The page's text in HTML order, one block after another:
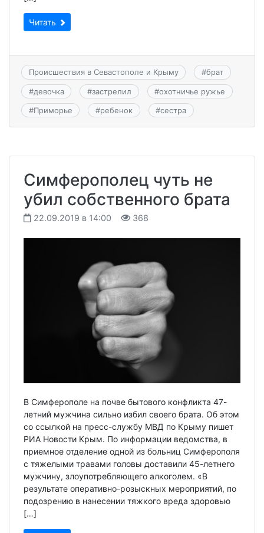
Читать
Происшествия в Севастополе и Крыму #брат
#девочка #застрелил #охотничье ружье
#Приморье #ребенок #сестра
Симферополец чуть не
убил собственного брата
22.09.2019 в 14:00 368
В Симферополе на почве бытового конфликта 47-
летний мужчина сильно избил своего брата. Об этом
со ссылкой на пресс-службу МВД по Крыму пишет
РИА Новости Крым. По информации ведомства, в
приемное отделение одной из больниц Симферополя
с тяжелыми травами головы доставили 45-летнего
мужчину, злоупотребляющего алкоголем. «В
результате оперативно-розыскных мероприятий, по
подозрению в нанесении тяжкого вреда здоровью
[…]